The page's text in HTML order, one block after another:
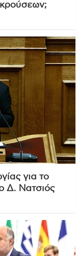
για το
Δ. Νατσιός